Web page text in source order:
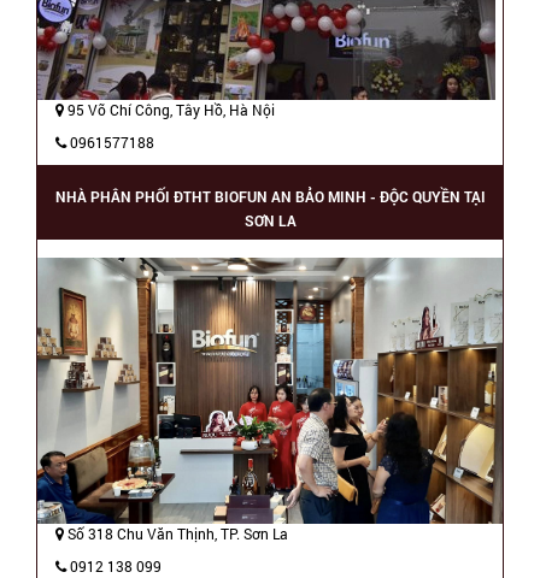
95 Võ Chí Công, Tây Hồ, Hà Nội
0961577188
NHÀ PHÂN PHỐI ĐTHT BIOFUN AN BẢO MINH - ĐỘC QUYỀN TẠI
SƠN LA
Số 318 Chu Văn Thịnh, TP. Sơn La
0912 138 099